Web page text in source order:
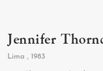
Jennifer
Lima , 1983